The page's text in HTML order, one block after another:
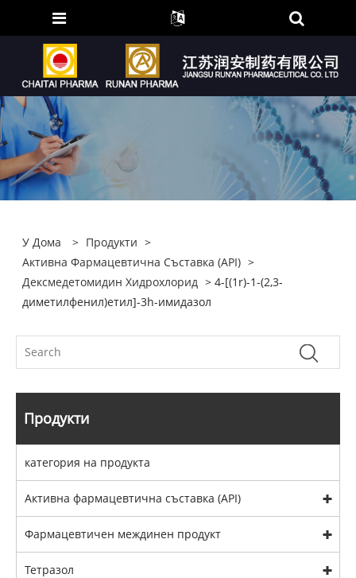
У Дома > Продукти >
Активна Фармацевтична Съставка (API) >
Дексмедетомидин Хидрохлорид > 4-[(1r)-1-(2,3-
диметилфенил)етил]-3h-имидазол
Продукти
категория на продукта
Активна фармацевтична съставка (API)
Фармацевтичен междинен продукт
Тетразол